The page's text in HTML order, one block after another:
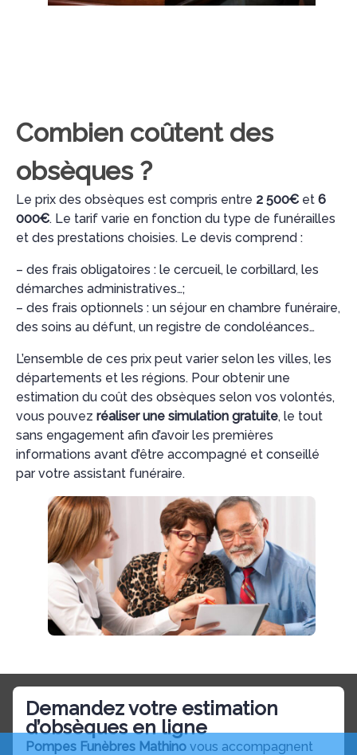
Combien coûtent des
obsèques ?
Le prix des obsèques est compris entre 2 500€ et 6
000€. Le tarif varie en fonction du type de funérailles
et des prestations choisies. Le devis comprend :
– des frais obligatoires : le cercueil, le corbillard, les
démarches administratives…;
– des frais optionnels : un séjour en chambre funéraire,
des soins au défunt, un registre de condoléances…
L’ensemble de ces prix peut varier selon les villes, les
départements et les régions. Pour obtenir une
estimation du coût des obsèques selon vos volontés,
vous pouvez réaliser une simulation gratuite, le tout
sans engagement afin d’avoir les premières
informations avant d’être accompagné et conseillé
par votre assistant funéraire.
Demandez votre estimation
d’obsèques en ligne
Pompes Funèbres Mathino vous accompagnent